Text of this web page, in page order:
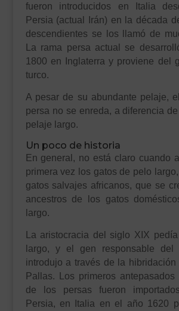
fueron introducidos en Italia
Persia (actual Irán) en la década
descendientes se los llamó de
La rama persa actual se
1800 en Inglaterra y proviene del
turco.
A pesar de su abundante pelaje,
persa no se enreda, a diferencia
pelaje largo.
Un poco de historia
En general, no está claro cuando
primera vez los gatos de pelo
gatos salvajes africanos, que se
ancestros de los gatos
largo.
La aristocracia del siglo XIX
largo, y el gen responsable
introdujo a través de la
Pallas. Los primeros antepasados
de los persas fueron
Persia, en Italia en el año 1620